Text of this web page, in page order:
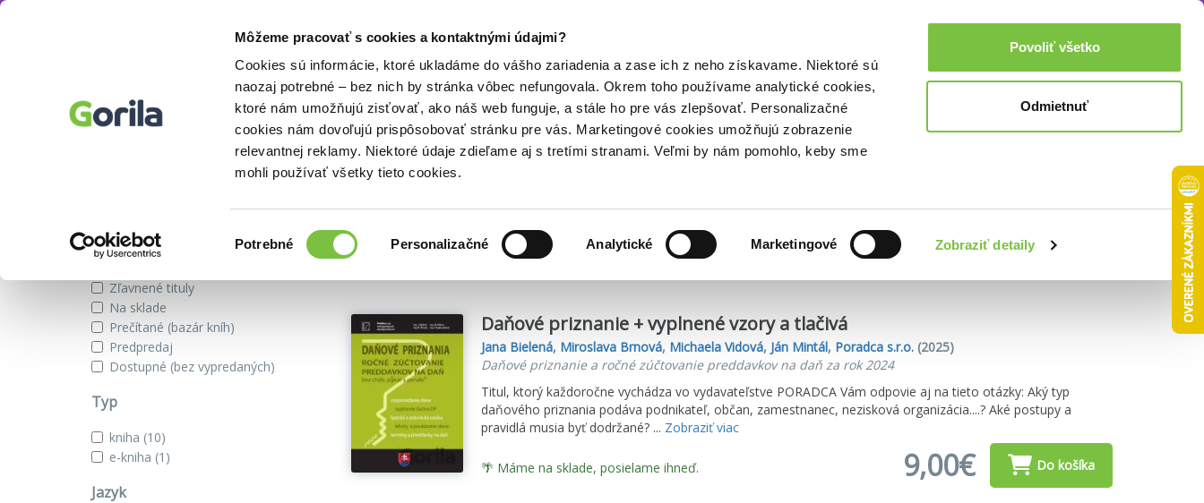
Môžeme pracovať s cookies a kontaktnými údajmi?
Cookies sú informácie, ktoré ukladáme do vášho zariadenia a zase ich z neho získavame. Niektoré sú
naozaj potrebné – bez nich by stránka vôbec nefungovala. Okrem toho používame analytické cookies,
ktoré nám umožňujú zisťovať, ako náš web funguje, a stále ho pre vás zlepšovať. Personalizačné
cookies nám dovoľujú prispôsobovať stránku pre vás. Marketingové cookies umožňujú zobrazenie
relevantnej reklamy. Niektoré údaje zdieľame aj s tretími stranami. Veľmi by nám pomohlo, keby sme
mohli používať všetky tieto cookies.
súhlasu
Potrebné Personalizačné Analytické Marketingové Zobraziť detaily
Povoliť všetko
Odmietnuť
Doplnky Prihlásenie 0,00€
Jana Bielená Akcie a zľavy
Knihy autora Jana Bielená
Zobraziť iba
Zľavnené tituly
Na sklade
Prečítané (bazár kníh)
Predpredaj
Dostupné (bez vypredaných)
Typ
kniha (10)
e-kniha (1)
Jazyk
Našli sme Zoradiť podľa:
Daňové priznanie + vyplnené vzory a tlačivá
Jana Bielená, Miroslava Brnová, Michaela Vidová, Ján Mintál, Poradca s.r.o.(2025)
Daňové priznanie a ročné zúčtovanie preddavkov na daň za rok 2024
Titul, ktorý každoročne vychádza vo vydavateľstve PORADCA Vám odpovie aj na tieto otázky: Aký typ
daňového priznania podáva podnikateľ, občan, zamestnanec, nezisková organizácia....? Aké postupy a
pravidlá musia byť dodržané? ... Zobraziť viac
🌴 Máme na sklade, posielame ihneď. 9,00€ Do košíka